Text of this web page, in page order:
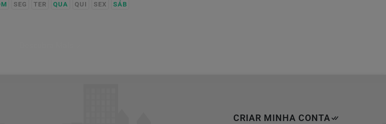
SEG TER QUA QUI SEX SÁB
CRIAR MINHA CONTA